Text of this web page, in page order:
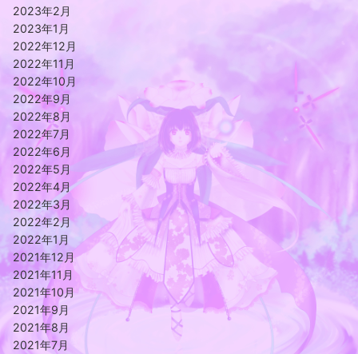
2023年2月
2023年1月
2022年12月
2022年11月
2022年10月
2022年9月
2022年8月
2022年7月
2022年6月
2022年5月
2022年4月
2022年3月
2022年2月
2022年1月
2021年12月
2021年11月
2021年10月
2021年9月
2021年8月
2021年7月